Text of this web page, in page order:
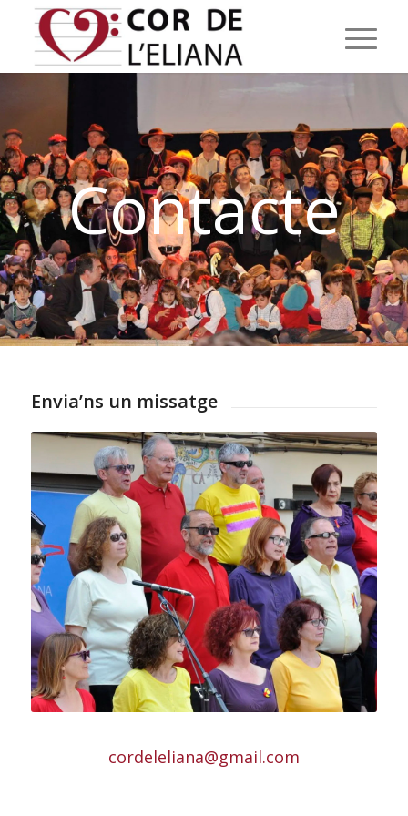
Contacte
Envia’ns un missatge
cordeleliana@gmail.com